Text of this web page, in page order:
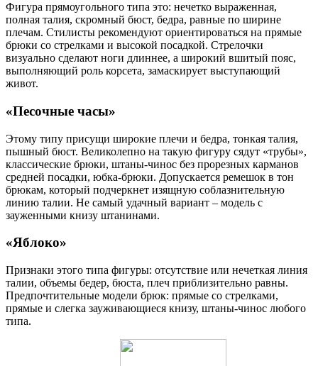
Фигура прямоугольного типа это: нечетко выраженная,
полная талия, скромный бюст, бедра, равные по ширине
плечам. Стилисты рекомендуют ориентироваться на прямые
брюки со стрелками и высокой посадкой. Стрелочки
визуально сделают ноги длиннее, а широкий вшитый пояс,
выполняющий роль корсета, замаскирует выступающий
живот.
«Песочные часы»
Этому типу присущи широкие плечи и бедра, тонкая талия,
пышный бюст. Великолепно на такую фигуру сядут «трубы»,
классические брюки, штаны-чинос без прорезных карманов
средней посадки, юбка-брюки. Допускается ремешок в тон
брюкам, который подчеркнет изящную соблазнительную
линию талии. Не самый удачный вариант – модель с
зауженными книзу штанинами.
«Яблоко»
Признаки этого типа фигуры: отсутствие или нечеткая линия
талии, объемы бедер, бюста, плеч приблизительно равны.
Предпочтительные модели брюк: прямые со стрелками,
прямые и слегка зауживающиеся книзу, штаны-чинос любого
типа.